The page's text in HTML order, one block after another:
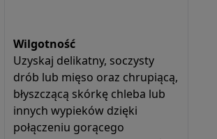
Wilgotność
Uzyskaj delikatny, soczysty
drób lub mięso oraz chrupiącą,
błyszczącą skórkę chleba lub
innych wypieków dzięki
połączeniu gorącego